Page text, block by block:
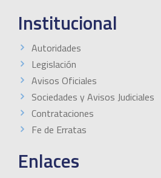
Institucional
Autoridades
Legislación
Avisos Oficiales
Sociedades y Avisos Judiciales
Contrataciones
Fe de Erratas
Enlaces